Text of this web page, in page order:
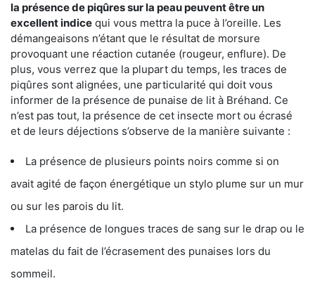
la présence de piqûres sur la peau peuvent être un
excellent indice qui vous mettra la puce à l’oreille. Les
démangeaisons n’étant que le résultat de morsure
provoquant une réaction cutanée (rougeur, enflure). De
plus, vous verrez que la plupart du temps, les traces de
piqûres sont alignées, une particularité qui doit vous
informer de la présence de punaise de lit à Bréhand. Ce
n’est pas tout, la présence de cet insecte mort ou écrasé
et de leurs déjections s’observe de la manière suivante :
La présence de plusieurs points noirs comme si on
avait agité de façon énergétique un stylo plume sur un mur
ou sur les parois du lit.
La présence de longues traces de sang sur le drap ou le
matelas du fait de l’écrasement des punaises lors du
sommeil.